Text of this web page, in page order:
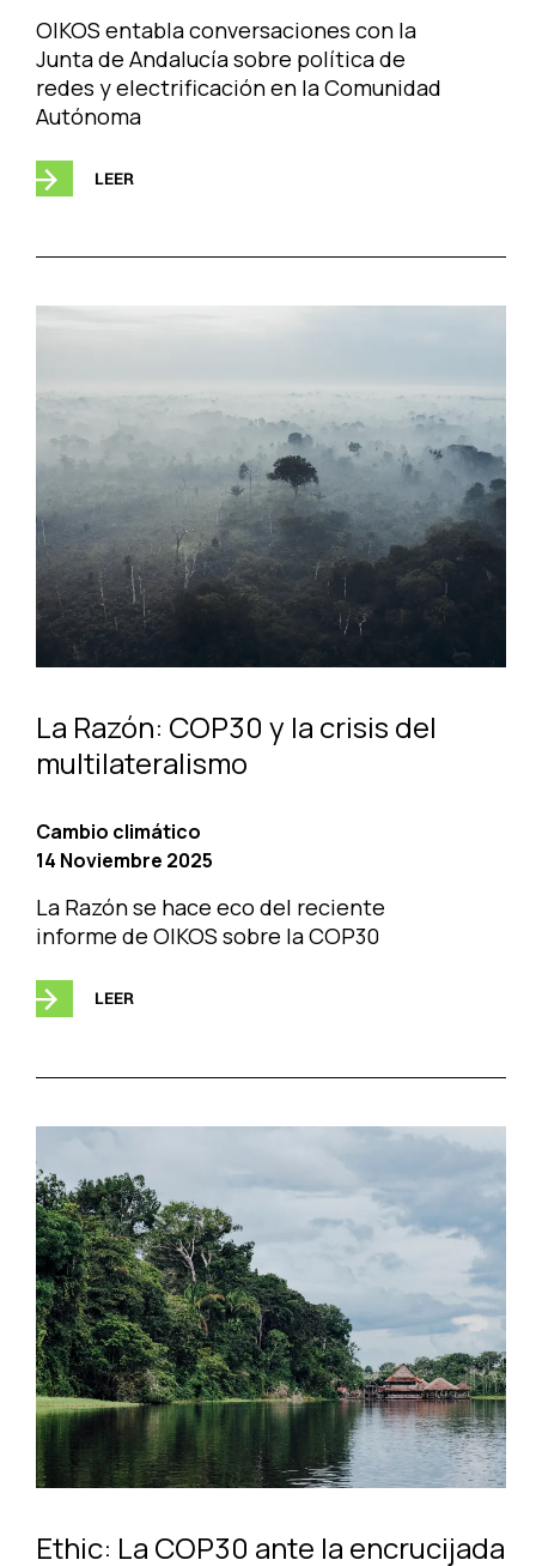
OIKOS entabla conversaciones con la
Junta de Andalucía sobre política de
redes y electrificación en la Comunidad
Autónoma
LEER
La Razón: COP30 y la crisis del
multilateralismo
Cambio climático
14 Noviembre 2025
La Razón se hace eco del reciente
informe de OIKOS sobre la COP30
LEER
Ethic: La COP30 ante la encrucijada